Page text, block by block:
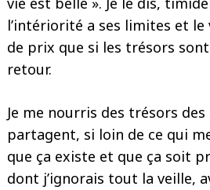
l’intériorité a ses limites et le
de prix que si les trésors
retour.
Je me nourris des trésors des
partagent, si loin de ce qui
que ça existe et que ça soit
dont j’ignorais tout la veille,